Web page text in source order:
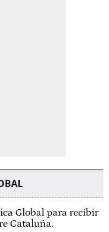
Global para recibir
Cataluña.